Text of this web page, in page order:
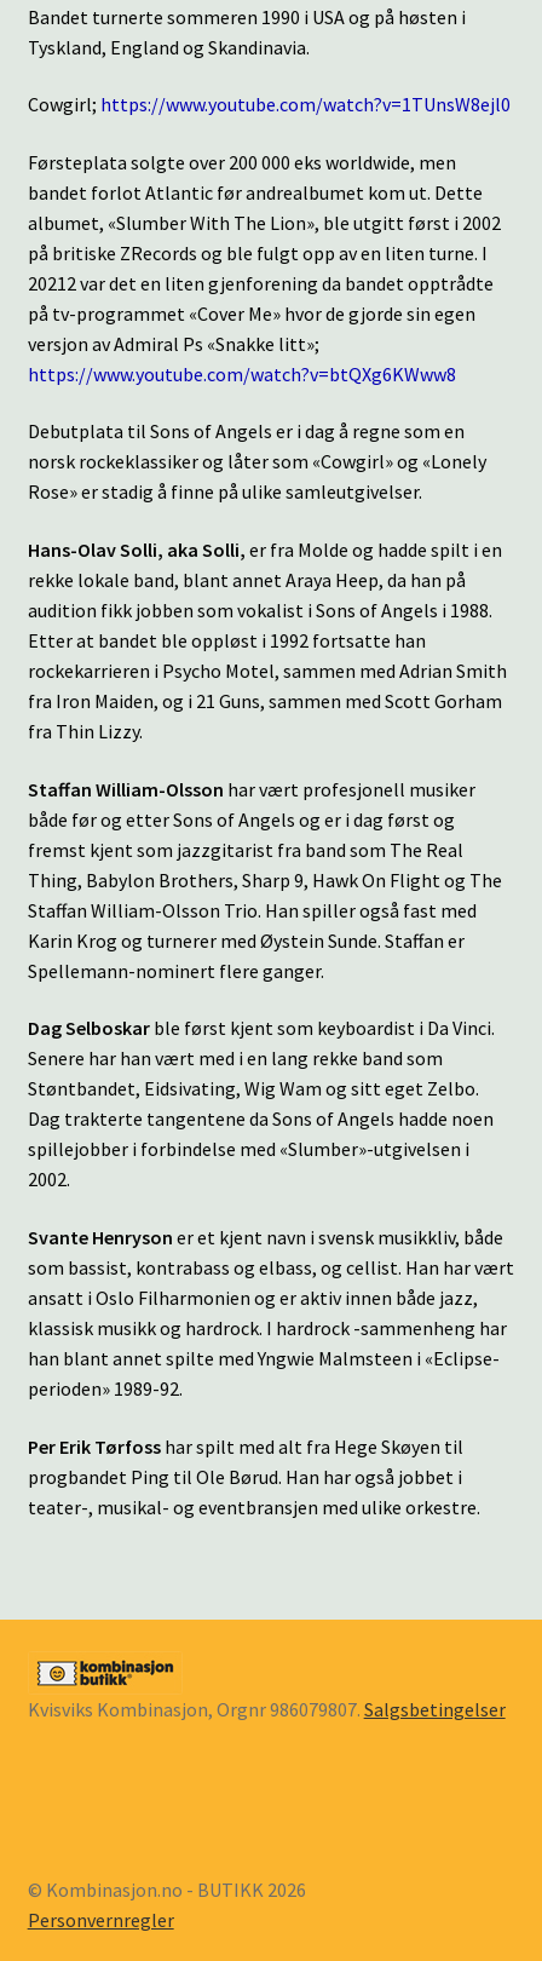
Bandet turnerte sommeren 1990 i USA og på høsten i
Tyskland, England og Skandinavia.
Cowgirl; https://www.youtube.com/watch?v=1TUnsW8ejl0
Førsteplata solgte over 200 000 eks worldwide, men
bandet forlot Atlantic før andrealbumet kom ut. Dette
albumet, «Slumber With The Lion», ble utgitt først i 2002
på britiske ZRecords og ble fulgt opp av en liten turne. I
20212 var det en liten gjenforening da bandet opptrådte
på tv-programmet «Cover Me» hvor de gjorde sin egen
versjon av Admiral Ps «Snakke litt»;
https://www.youtube.com/watch?v=btQXg6KWww8
Debutplata til Sons of Angels er i dag å regne som en
norsk rockeklassiker og låter som «Cowgirl» og «Lonely
Rose» er stadig å finne på ulike samleutgivelser.
Hans-Olav Solli, aka Solli, er fra Molde og hadde spilt i en
rekke lokale band, blant annet Araya Heep, da han på
audition fikk jobben som vokalist i Sons of Angels i 1988.
Etter at bandet ble oppløst i 1992 fortsatte han
rockekarrieren i Psycho Motel, sammen med Adrian Smith
fra Iron Maiden, og i 21 Guns, sammen med Scott Gorham
fra Thin Lizzy.
Staffan William-Olsson har vært profesjonell musiker
både før og etter Sons of Angels og er i dag først og
fremst kjent som jazzgitarist fra band som The Real
Thing, Babylon Brothers, Sharp 9, Hawk On Flight og The
Staffan William-Olsson Trio. Han spiller også fast med
Karin Krog og turnerer med Øystein Sunde. Staffan er
Spellemann-nominert flere ganger.
Dag Selboskarble først kjent som keyboardist i Da Vinci.
Senere har han vært med i en lang rekke band som
Støntbandet, Eidsivating, Wig Wam og sitt eget Zelbo.
Dag trakterte tangentene da Sons of Angels hadde noen
spillejobber i forbindelse med «Slumber»-utgivelsen i
2002.
Svante Henryson er et kjent navn i svensk musikkliv, både
som bassist, kontrabass og elbass, og cellist. Han har vært
ansatt i Oslo Filharmonien og er aktiv innen både jazz,
klassisk musikk og hardrock. I hardrock -sammenheng har
han blant annet spilte med Yngwie Malmsteen i «Eclipse-
perioden» 1989-92.
Per Erik Tørfosshar spilt med alt fra Hege Skøyen til
progbandet Ping til Ole Børud. Han har også jobbet i
teater-, musikal- og eventbransjen med ulike orkestre.
Kvisviks Kombinasjon, Orgnr 986079807. Salgsbetingelser
© Kombinasjon.no - BUTIKK 2026
Personvernregler